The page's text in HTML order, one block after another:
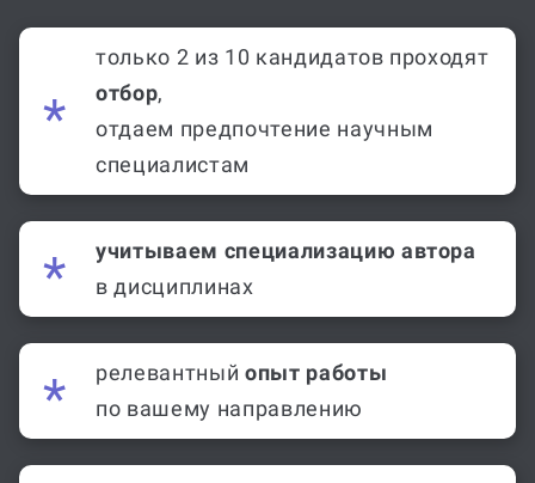
только 2 из 10 кандидатов проходят
отбор,
отдаем предпочтение научным
специалистам
учитываем специализацию автора
в дисциплинах
релевантный опыт работы
по вашему направлению